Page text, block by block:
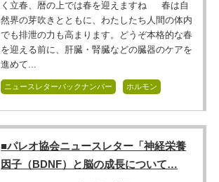
く立春、暦の上では春を迎えますね 春は自
然界の芽吹きとともに、わたしたち人間の体内
でも排泄の力も高まります。どうぞ本格的な春
を迎える前に、肝臓・腎臓などの臓器のケアを
進めて...
ニュースレターバックナンバー ホルモン
■パレオ協会ニュースレター「神経栄養
因子（BDNF）と脳の成長について…